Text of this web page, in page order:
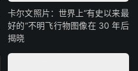
卡尔文照片：世界上“有史以来最
好的”不明飞行物图像在 30 年后
揭晓